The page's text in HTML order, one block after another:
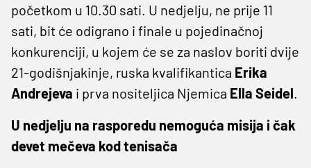
početkom u 10.30 sati. U nedjelju, ne prije 11
sati, bit će odigrano i finale u pojedinačnoj
konkurenciji, u kojem će se za naslov boriti dvije
21-godišnjakinje, ruska kvalifikantica Erika
Andrejeva i prva nositeljica Njemica Ella Seidel.
U nedjelju na rasporedu nemoguća misija i čak
devet mečeva kod tenisača